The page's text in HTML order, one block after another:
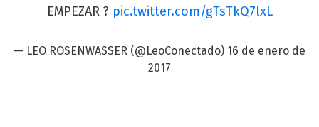
EMPEZAR ? pic.twitter.com/gTsTkQ7lxL
— LEO ROSENWASSER (@LeoConectado) 16 de enero de
2017